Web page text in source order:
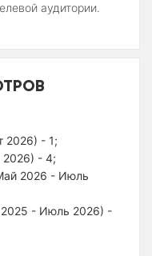
аудитории.
2026) - 1;
- 4;
2026 - Июль
2025 - Июль 2026) -